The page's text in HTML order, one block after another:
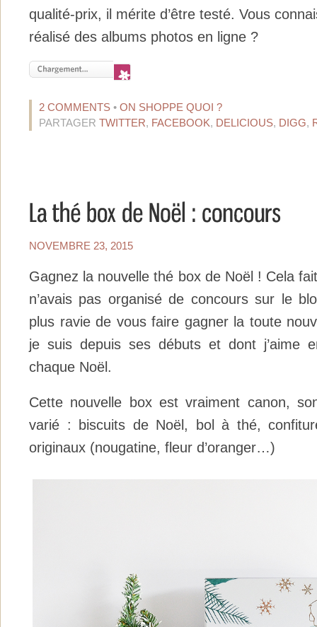
qualité-prix, il mérite d’être testé. Vous
réalisé des albums photos en ligne ?
2 COMMENTS • ON SHOPPE QUOI ?
PARTAGER TWITTER, FACEBOOK, DELICIOUS, DIGG,
NOVEMBRE 23, 2015
Gagnez la nouvelle thé box de Noël ! Cela
n’avais pas organisé de concours sur le
plus ravie de vous faire gagner la toute
je suis depuis ses débuts et dont j’aime
chaque Noël.
Cette nouvelle box est vraiment canon,
varié : biscuits de Noël, bol à thé,
originaux (nougatine, fleur d’oranger…)